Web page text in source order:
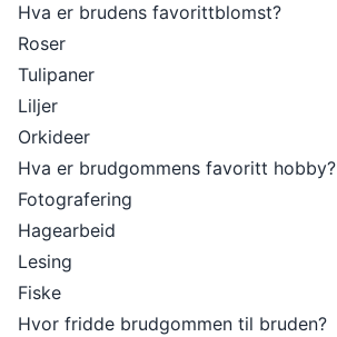
Hva er brudens favorittblomst?
Roser
Tulipaner
Liljer
Orkideer
Hva er brudgommens favoritt hobby?
Fotografering
Hagearbeid
Lesing
Fiske
Hvor fridde brudgommen til bruden?